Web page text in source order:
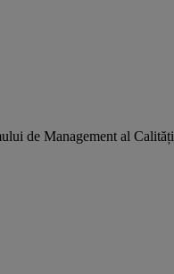
de Management al